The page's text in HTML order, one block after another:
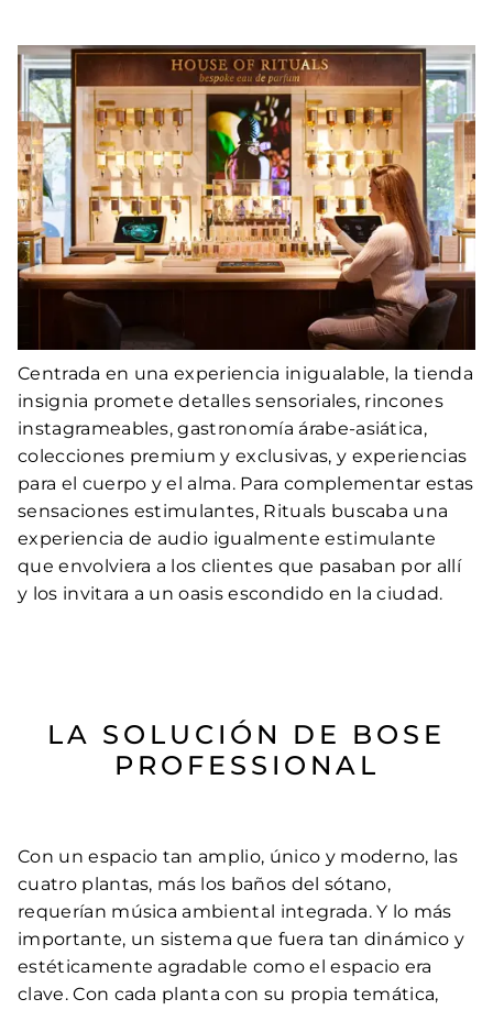
Centrada en una experiencia inigualable, la tienda
insignia promete detalles sensoriales, rincones
instagrameables, gastronomía árabe-asiática,
colecciones premium y exclusivas, y experiencias
para el cuerpo y el alma. Para complementar estas
sensaciones estimulantes, Rituals buscaba una
experiencia de audio igualmente estimulante
que envolviera a los clientes que pasaban por allí
y los invitara a un oasis escondido en la ciudad.
LA SOLUCIÓN DE BOSE
PROFESSIONAL
Con un espacio tan amplio, único y moderno, las
cuatro plantas, más los baños del sótano,
requerían música ambiental integrada. Y lo más
importante, un sistema que fuera tan dinámico y
estéticamente agradable como el espacio era
clave. Con cada planta con su propia temática,